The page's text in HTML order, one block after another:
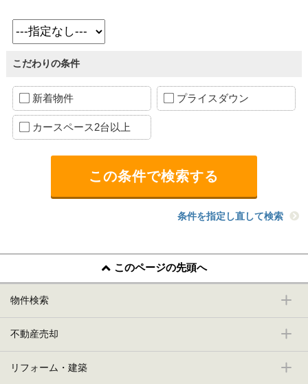
こだわりの条件
新着物件 プライスダウン
カースペース2台以上
条件を指定し直して検索
このページの先頭へ
物件検索
不動産売却
リフォーム・建築